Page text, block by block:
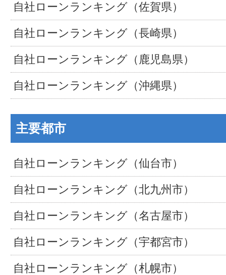
自社ローンランキング（佐賀県）
自社ローンランキング（長崎県）
自社ローンランキング（鹿児島県）
自社ローンランキング（沖縄県）
主要都市
自社ローンランキング（仙台市）
自社ローンランキング（北九州市）
自社ローンランキング（名古屋市）
自社ローンランキング（宇都宮市）
自社ローンランキング（札幌市）